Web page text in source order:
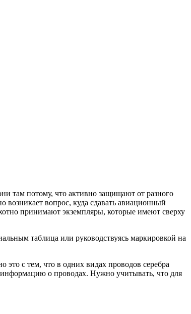
там потому, что активно защищают от разного
возникает вопрос, куда сдавать авиационный
принимают экземпляры, которые имеют сверху
таблица или руководствуясь маркировкой на
это с тем, что в одних видах проводов серебра
информацию о проводах. Нужно учитывать, что для